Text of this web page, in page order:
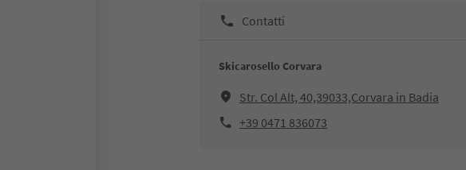
Contatti
Skicarosello Corvara
Str. Col Alt, 40,39033,Corvara in Badia
+39 0471 836073